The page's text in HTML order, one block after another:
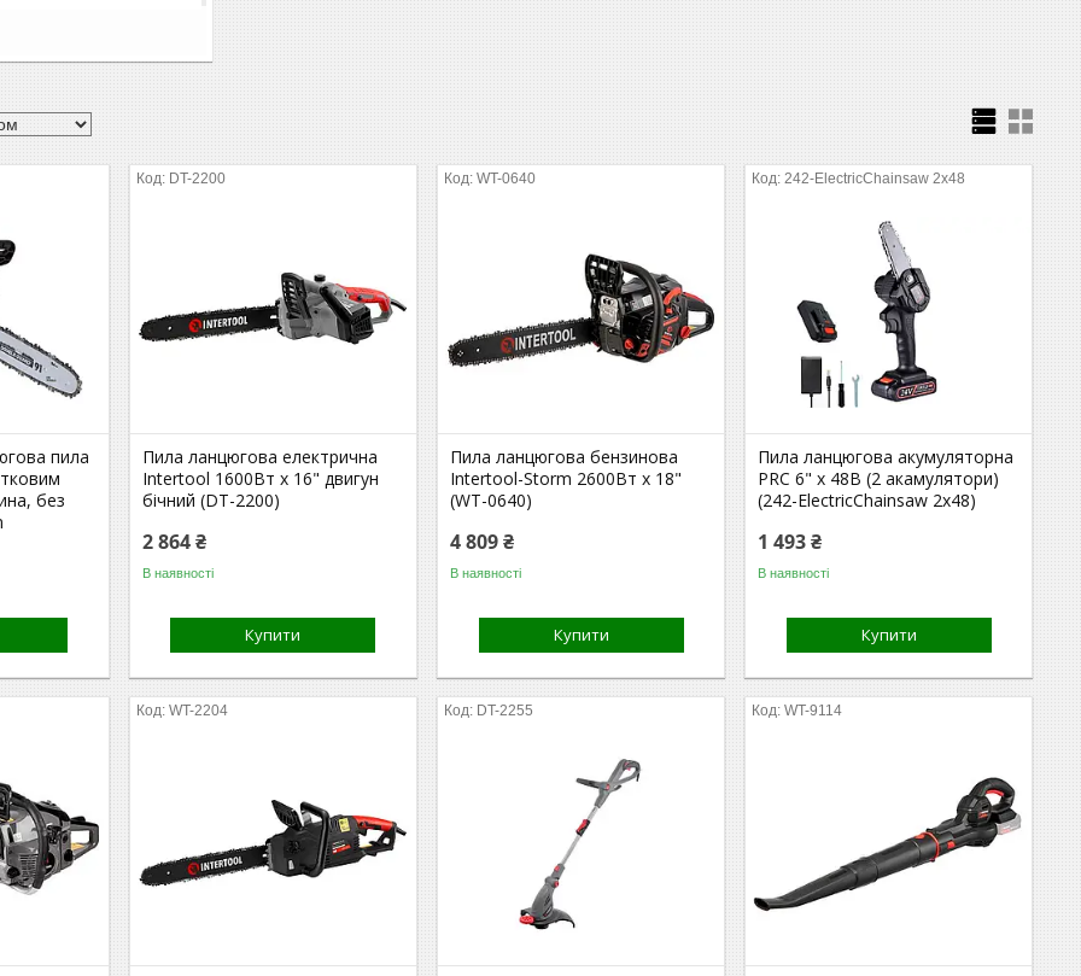
пила
без
DT-2200
Пила ланцюгова електрична
Intertool 1600Вт x 16" двигун
бічний (DT-2200)
2 864 ₴
В наявності
Купити
WT-0640
Пила ланцюгова бензинова
Intertool-Storm 2600Вт x 18"
(WT-0640)
4 809 ₴
В наявності
Купити
242-ElectricChainsaw 2x48
Пила ланцюгова акумуляторна
PRC 6" x 48В (2 акамулятори)
(242-ElectricChainsaw 2x48)
1 493 ₴
В наявності
Купити
WT-2204 DT-2255 WT-9114